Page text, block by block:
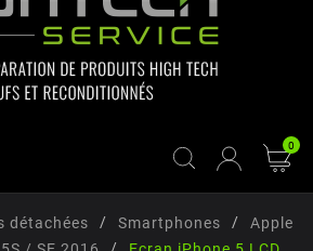
0
détachées Smartphones
Apple